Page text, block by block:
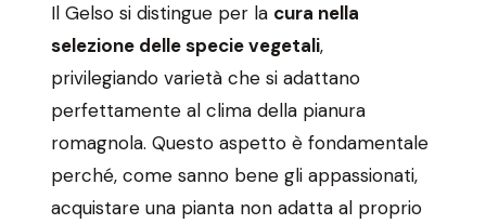
Il Gelso si distingue per la cura nella
selezione delle specie vegetali,
privilegiando varietà che si adattano
perfettamente al clima della pianura
romagnola. Questo aspetto è fondamentale
perché, come sanno bene gli appassionati,
acquistare una pianta non adatta al proprio